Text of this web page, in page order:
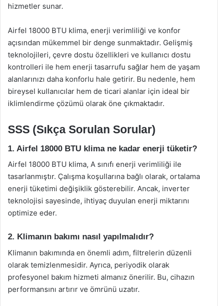
hizmetler sunar.
Airfel 18000 BTU klima, enerji verimliliği ve konfor
açısından mükemmel bir denge sunmaktadır. Gelişmiş
teknolojileri, çevre dostu özellikleri ve kullanıcı dostu
kontrolleri ile hem enerji tasarrufu sağlar hem de yaşam
alanlarınızı daha konforlu hale getirir. Bu nedenle, hem
bireysel kullanıcılar hem de ticari alanlar için ideal bir
iklimlendirme çözümü olarak öne çıkmaktadır.
SSS (Sıkça Sorulan Sorular)
1. Airfel 18000 BTU klima ne kadar enerji tüketir?
Airfel 18000 BTU klima, A sınıfı enerji verimliliği ile
tasarlanmıştır. Çalışma koşullarına bağlı olarak, ortalama
enerji tüketimi değişiklik gösterebilir. Ancak, inverter
teknolojisi sayesinde, ihtiyaç duyulan enerji miktarını
optimize eder.
2. Klimanın bakımı nasıl yapılmalıdır?
Klimanın bakımında en önemli adım, filtrelerin düzenli
olarak temizlenmesidir. Ayrıca, periyodik olarak
profesyonel bakım hizmeti almanız önerilir. Bu, cihazın
performansını artırır ve ömrünü uzatır.